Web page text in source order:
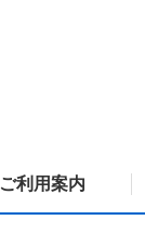
ご利用案内